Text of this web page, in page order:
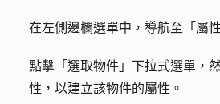
在左側邊欄選單中，導航至「 屬性
點擊「 選取物件 」 下拉式選單，
性，以建立該物件的屬性。